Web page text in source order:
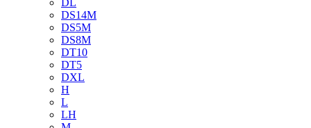
DL
DS14M
DS5M
DS8M
DT10
DT5
DXL
H
L
LH